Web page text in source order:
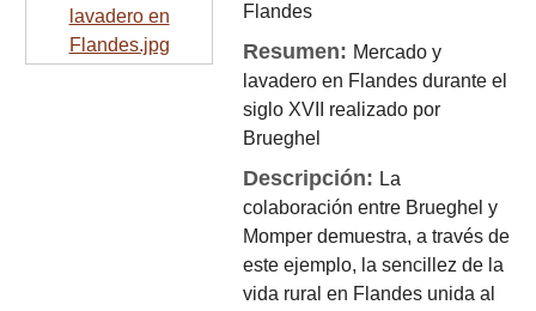
Flandes
Resumen: Mercado y
lavadero en Flandes durante el
siglo XVII realizado por
Brueghel
Descripción: La
colaboración entre Brueghel y
Momper demuestra, a través de
este ejemplo, la sencillez de la
vida rural en Flandes unida al